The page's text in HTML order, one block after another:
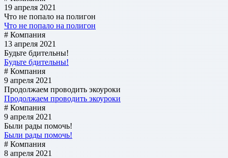
19 апреля 2021
Что не попало на полигон
Что не попало на полигон
# Компания
13 апреля 2021
Будьте бдительны!
Будьте бдительны!
# Компания
9 апреля 2021
Продолжаем проводить экоуроки
Продолжаем проводить экоуроки
# Компания
9 апреля 2021
Были рады помочь!
Были рады помочь!
# Компания
8 апреля 2021